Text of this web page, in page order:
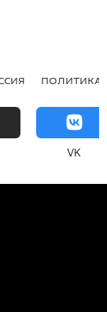
ПОЛИТИКА
VK